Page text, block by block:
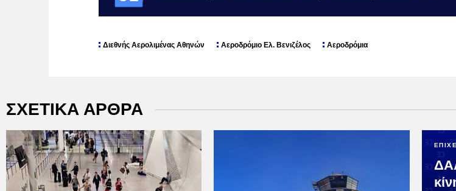
Διεθνής Αερολιμένας Αθηνών Αεροδρόμιο Ελ. Βενιζέλος Αεροδρόμια
ΣΧΕΤΙΚΑ ΑΡΘΡΑ